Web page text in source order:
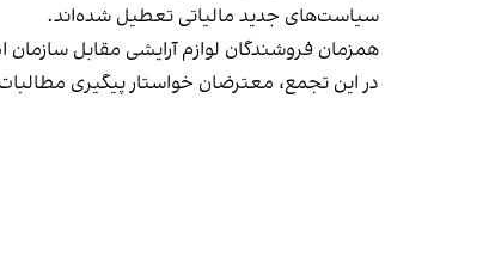
سیاست‌های جدید مالیاتی تعطیل شده‌اند.
همزمان فروشندگان لوازم آرایشی مقابل سازمان
در این تجمع، معترضان خواستار پیگیری